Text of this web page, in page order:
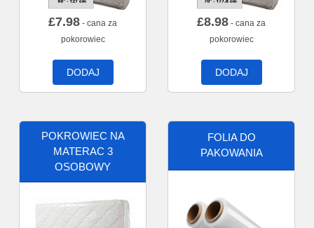
£7.98 - cana za
pokorowiec
DODAJ
£8.98 - cana za
pokorowiec
DODAJ
POKROWIEC NA
MATERAC 3
OSOBOWY
FOLIA DO
PAKOWANIA